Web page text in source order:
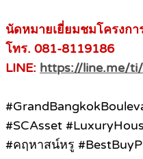
นัดหมายเยี่ยมชมโครงกา
โทร. 081-8119186
LINE: https://line.me/
#SCAsset
#คฤหาสน์หรู